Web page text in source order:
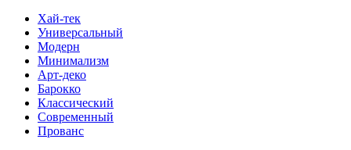
Хай-тек
Универсальный
Модерн
Минимализм
Арт-деко
Барокко
Классический
Современный
Прованс